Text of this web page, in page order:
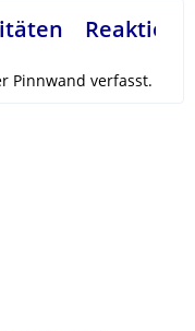
Pinnwand verfasst.